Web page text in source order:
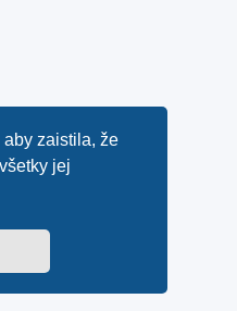
zaistila, že
jej